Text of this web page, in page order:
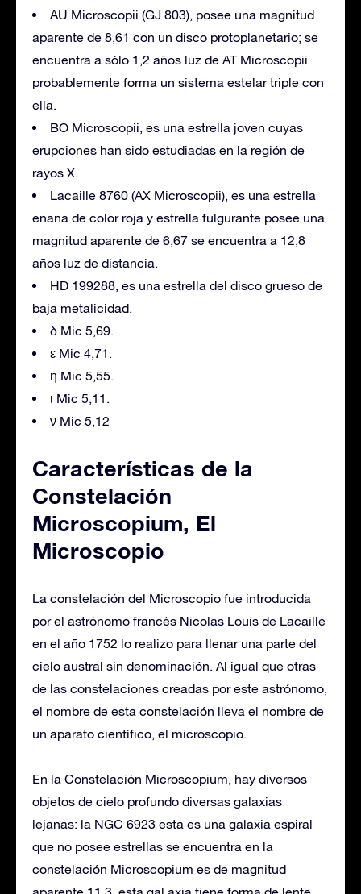
AU Microscopii (GJ 803), posee una magnitud
aparente de 8,61 con un disco protoplanetario; se
encuentra a sólo 1,2 años luz de AT Microscopii
probablemente forma un sistema estelar triple con
ella.
BO Microscopii, es una estrella joven cuyas
erupciones han sido estudiadas en la región de
rayos X.
Lacaille 8760 (AX Microscopii), es una estrella
enana de color roja y estrella fulgurante posee una
magnitud aparente de 6,67 se encuentra a 12,8
años luz de distancia.
HD 199288, es una estrella del disco grueso de
baja metalicidad.
δ Mic 5,69.
ε Mic 4,71.
η Mic 5,55.
ι Mic 5,11.
ν Mic 5,12
Características de la
Constelación
Microscopium, El
Microscopio
La constelación del Microscopio fue introducida
por el astrónomo francés Nicolas Louis de Lacaille
en el año 1752 lo realizo para llenar una parte del
cielo austral sin denominación. Al igual que otras
de las constelaciones creadas por este astrónomo,
el nombre de esta constelación lleva el nombre de
un aparato científico, el microscopio.
En la Constelación Microscopium, hay diversos
objetos de cielo profundo diversas galaxias
lejanas: la NGC 6923 esta es una galaxia espiral
que no posee estrellas se encuentra en la
constelación Microscopium es de magnitud